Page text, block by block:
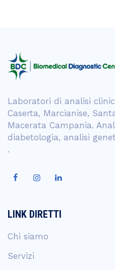
Laboratori di analisi
Caserta, Marcianise,
Macerata Campania.
diabetologia, analisi
.
LINK DIRETTI
Chi siamo
Servizi